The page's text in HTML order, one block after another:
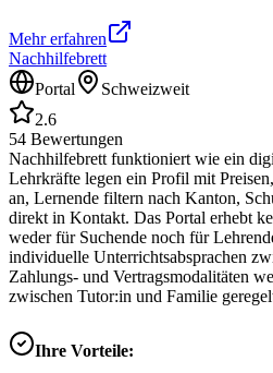
Mehr erfahren
Nachhilfebrett
Portal
Schweizweit
2.6
54 Bewertungen
Nachhilfebrett funktioniert wie ein
Lehrkräfte legen ein Profil mit
an, Lernende filtern nach Kanton,
direkt in Kontakt. Das Portal erhebt
weder für Suchende noch für
individuelle Unterrichtsabsprachen
Zahlungs- und Vertragsmodalitäten
zwischen Tutor:in und Familie
Ihre Vorteile: